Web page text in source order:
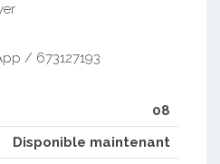
/ 673127193
08
Disponible maintenant